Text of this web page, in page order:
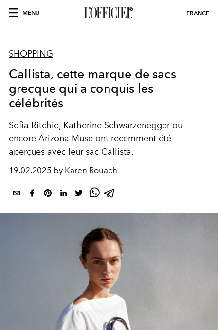
MENU FRANCE
SHOPPING
Callista, cette marque de sacs
grecque qui a conquis les
célébrités
Sofia Ritchie, Katherine Schwarzenegger ou
encore Arizona Muse ont recemment été
aperçues avec leur sac Callista.
19.02.2025 by Karen Rouach